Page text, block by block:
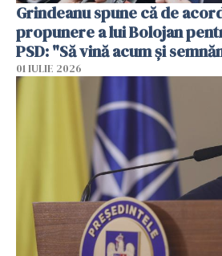
Grindeanu spune că de
propunere a lui Bolojan
PSD: "Să vină acum și
01 IULIE 2026